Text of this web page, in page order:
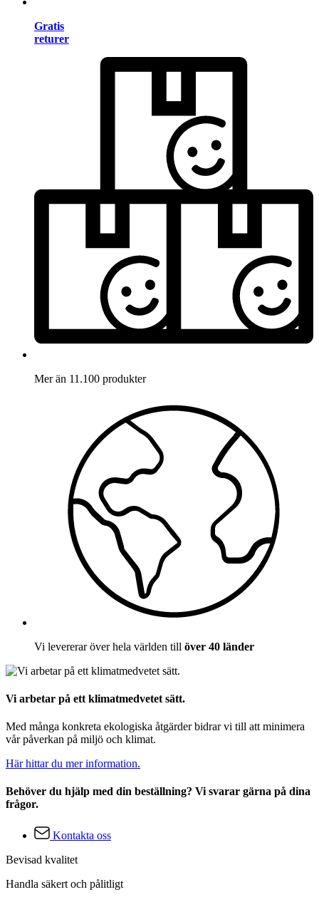
Gratis
returer
Mer än 11.100 produkter
Vi levererar över hela världen till över 40 länder
Vi arbetar på ett klimatmedvetet sätt.
Med många konkreta ekologiska åtgärder bidrar vi till att minimera
vår påverkan på miljö och klimat.
Här hittar du mer information.
Behöver du hjälp med din beställning? Vi svarar gärna på dina
frågor.
Kontakta oss
Bevisad kvalitet
Handla säkert och pålitligt